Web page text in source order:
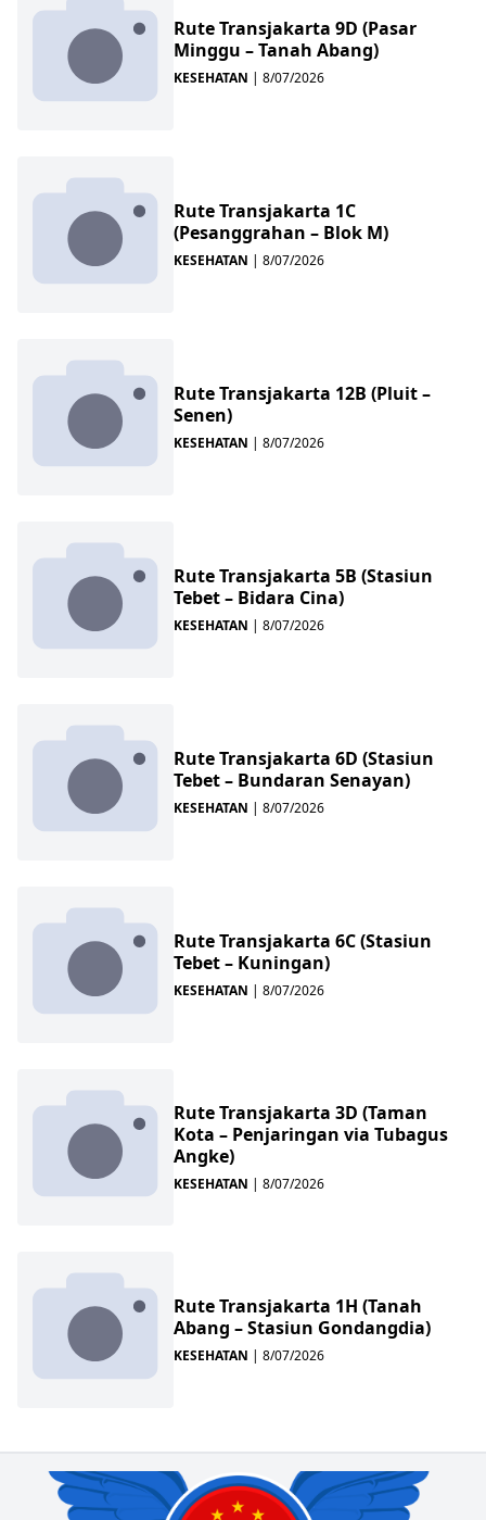
Rute Transjakarta 9D (Pasar
Minggu – Tanah Abang)
KESEHATAN | 8/07/2026
Rute Transjakarta 1C
(Pesanggrahan – Blok M)
KESEHATAN | 8/07/2026
Rute Transjakarta 12B (Pluit –
Senen)
KESEHATAN | 8/07/2026
Rute Transjakarta 5B (Stasiun
Tebet – Bidara Cina)
KESEHATAN | 8/07/2026
Rute Transjakarta 6D (Stasiun
Tebet – Bundaran Senayan)
KESEHATAN | 8/07/2026
Rute Transjakarta 6C (Stasiun
Tebet – Kuningan)
KESEHATAN | 8/07/2026
Rute Transjakarta 3D (Taman
Kota – Penjaringan via Tubagus
Angke)
KESEHATAN | 8/07/2026
Rute Transjakarta 1H (Tanah
Abang – Stasiun Gondangdia)
KESEHATAN | 8/07/2026